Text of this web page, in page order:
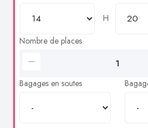
H
Nombre de places
Bagages en soutes